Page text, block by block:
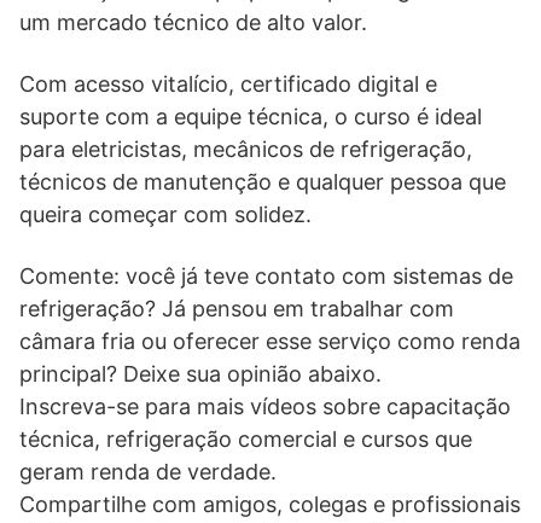
um mercado técnico de alto valor.
Com acesso vitalício, certificado digital e
suporte com a equipe técnica, o curso é ideal
para eletricistas, mecânicos de refrigeração,
técnicos de manutenção e qualquer pessoa que
queira começar com solidez.
Comente: você já teve contato com sistemas de
refrigeração? Já pensou em trabalhar com
câmara fria ou oferecer esse serviço como renda
principal? Deixe sua opinião abaixo.
Inscreva-se para mais vídeos sobre capacitação
técnica, refrigeração comercial e cursos que
geram renda de verdade.
Compartilhe com amigos, colegas e profissionais